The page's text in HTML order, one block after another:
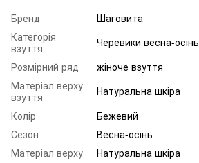
Бренд
Шаговита
Категорія
взуття
Черевики весна-осінь
Розмірний ряд
жіноче взуття
Матеріал верху
взуття
Натуральна шкіра
Колір
Бежевий
Сезон
Весна-осінь
Матеріал верху
Натуральна шкіра